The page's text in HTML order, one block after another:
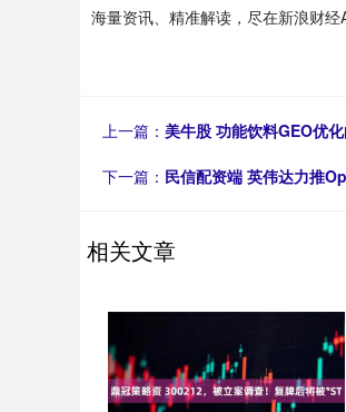
海量资讯、精准解读，尽在新浪财经
上一篇： 美牛股 功能饮料GEO优
下一篇： 民信配资端 英伟达力推
相关文章